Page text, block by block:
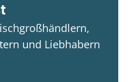
und Liebhabern